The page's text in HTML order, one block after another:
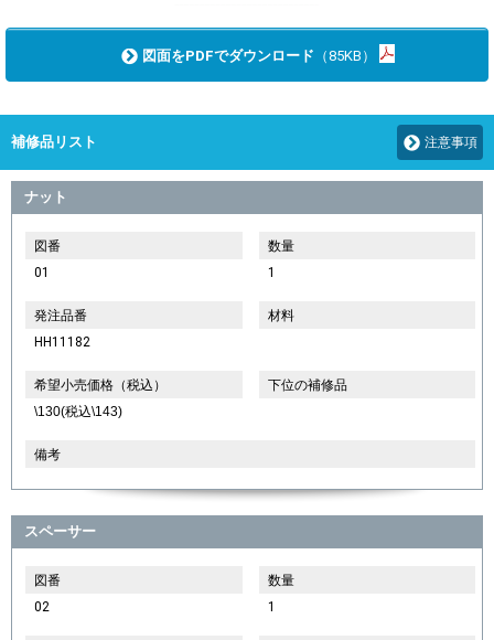
図面をPDFでダウンロード （85KB）
補修品リスト 注意事項
ナット
図番
01
数量
1
発注品番
HH11182
材料
希望小売価格（税込）
\130(税込\143)
下位の補修品
備考
スペーサー
図番
02
数量
1